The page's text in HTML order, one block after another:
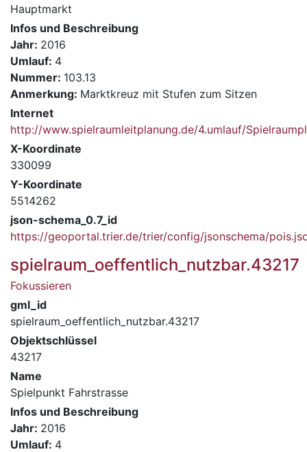
Hauptmarkt
Infos und Beschreibung
Jahr: 2016
Umlauf: 4
Nummer: 103.13
Anmerkung: Marktkreuz mit Stufen zum Sitzen
Internet
http://www.spielraumleitplanung.de/4.umlauf/
X-Koordinate
330099
Y-Koordinate
5514262
json-schema_0.7_id
https://geoportal.trier.de/trier/config/jsonschema/
spielraum_oeffentlich_nutzbar.43217
Fokussieren
gml_id
spielraum_oeffentlich_nutzbar.43217
Objektschlüssel
43217
Name
Spielpunkt Fahrstrasse
Infos und Beschreibung
Jahr: 2016
Umlauf: 4